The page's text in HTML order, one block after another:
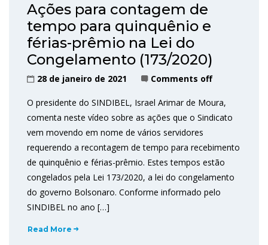
Ações para contagem de
tempo para quinquênio e
férias-prêmio na Lei do
Congelamento (173/2020)
28 de janeiro de 2021 Comments off
O presidente do SINDIBEL, Israel Arimar de Moura,
comenta neste vídeo sobre as ações que o Sindicato
vem movendo em nome de vários servidores
requerendo a recontagem de tempo para recebimento
de quinquênio e férias-prêmio. Estes tempos estão
congelados pela Lei 173/2020, a lei do congelamento
do governo Bolsonaro. Conforme informado pelo
SINDIBEL no ano […]
Read More